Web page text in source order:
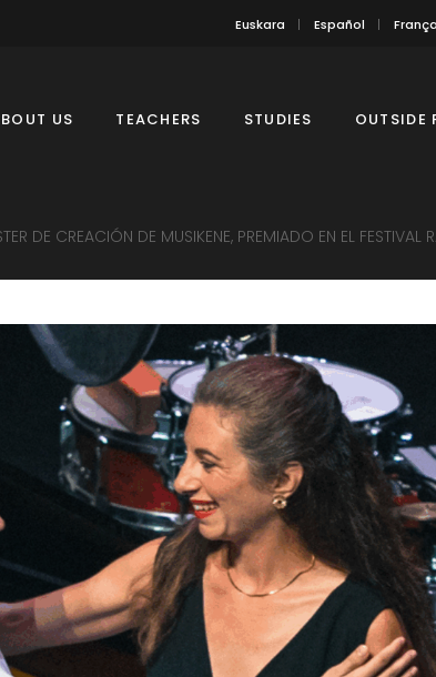
Euskara Español
US TEACHERS STUDIES OUTSIDE
DE CREACIÓN DE MUSIKENE, PREMIADO EN EL FESTIVAL